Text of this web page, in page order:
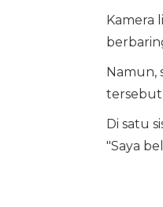
Kamera
Namun,
Di satu
"Saya